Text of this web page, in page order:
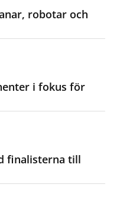
robotar och
i fokus för
finalisterna till